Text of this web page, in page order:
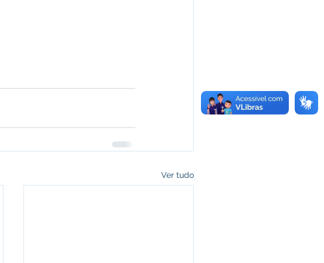
Ver tudo